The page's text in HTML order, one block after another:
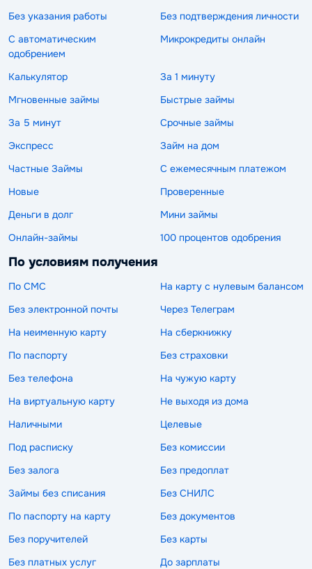
Без указания работы
Без подтверждения личности
С автоматическим
одобрением
Микрокредиты онлайн
Калькулятор
За 1 минуту
Мгновенные займы
Быстрые займы
За 5 минут
Срочные займы
Экспресс
Займ на дом
Частные Займы
С ежемесячным платежом
Новые
Проверенные
Деньги в долг
Мини займы
Онлайн-займы
100 процентов одобрения
По условиям получения
По СМС
На карту с нулевым балансом
Без электронной почты
Через Телеграм
На неименную карту
На сберкнижку
По паспорту
Без страховки
Без телефона
На чужую карту
На виртуальную карту
Не выходя из дома
Наличными
Целевые
Под расписку
Без комиссии
Без залога
Без предоплат
Займы без списания
Без СНИЛС
По паспорту на карту
Без документов
Без поручителей
Без карты
Без платных услуг
До зарплаты